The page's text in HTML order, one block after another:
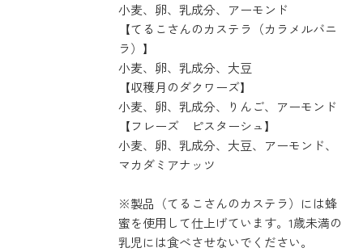
小麦、卵、乳成分、アーモンド
【てるこさんのカステラ（カラメルバニ
ラ）】
小麦、卵、乳成分、大豆
【収穫月のダクワーズ】
小麦、卵、乳成分、りんご、アーモンド
【フレーズ ピスターシュ】
小麦、卵、乳成分、大豆、アーモンド、
マカダミアナッツ
※製品（てるこさんのカステラ）には蜂
蜜を使用して仕上げています。1歳未満の
乳児には食べさせないでください。